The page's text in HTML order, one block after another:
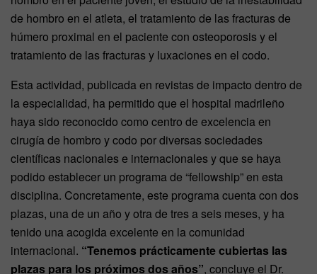
de hombro en el atleta, el tratamiento de las fracturas de
húmero proximal en el paciente con osteoporosis y el
tratamiento de las fracturas y luxaciones en el codo.
Esta actividad, publicada en revistas de impacto dentro de
la especialidad, ha permitido que el hospital madrileño
haya sido reconocido como centro de excelencia en
cirugía de hombro y codo por diversas sociedades
científicas nacionales e internacionales y que se haya
podido establecer un programa de “fellowship” en esta
disciplina. Concretamente, este programa cuenta con dos
plazas, una de un año y otra de tres a seis meses, y ha
tenido una acogida excelente en la comunidad
internacional. “Tenemos prácticamente cubiertas las
plazas para los próximos dos años”, concluye el Dr.